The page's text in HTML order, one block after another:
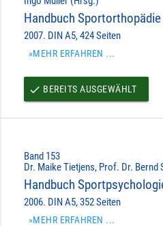
Handbuch
2007. DIN A5, 424 Seiten
»MEHR ERFAHREN ...
done BEREITS AUSGEWÄHLT
Band 153
Dr. Maike Tietjens, Prof. Dr. Bernd
Handbuch
2006. DIN A5, 352 Seiten
»MEHR ERFAHREN ...